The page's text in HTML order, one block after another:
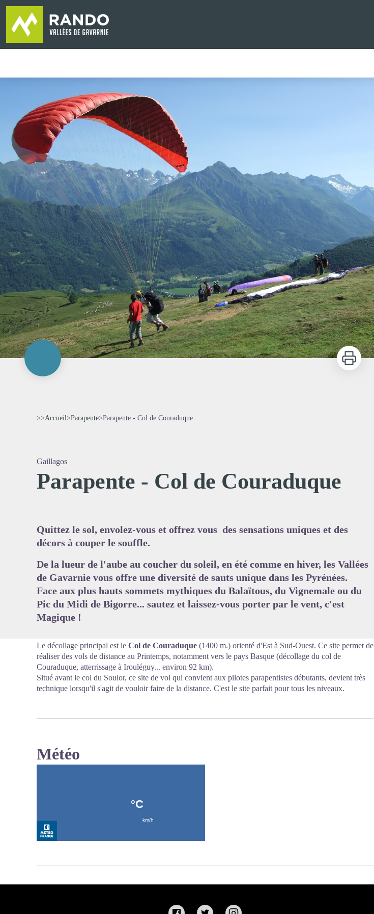
Imprimer
>>Accueil>Parapente>Parapente - Col de Couraduque
Gaillagos
Parapente - Col de Couraduque
Quittez le sol, envolez-vous et offrez vous des sensations uniques et des
décors à couper le souffle.
De la lueur de l'aube au coucher du soleil, en été comme en hiver, les Vallées
de Gavarnie vous offre une diversité de sauts unique dans les Pyrénées.
Face aux plus hauts sommets mythiques du Balaïtous, du Vignemale ou du
Pic du Midi de Bigorre... sautez et laissez-vous porter par le vent, c'est
Magique !
Le décollage principal est le Col de Couraduque (1400 m.) orienté d'Est à Sud-Ouest. Ce site permet de
réaliser des vols de distance au Printemps, notamment vers le pays Basque (décollage du col de
Couraduque, atterrissage à Irouléguy... environ 92 km).
Situé avant le col du Soulor, ce site de vol qui convient aux pilotes parapentistes débutants, devient très
technique lorsqu'il s'agit de vouloir faire de la distance. C'est le site parfait pour tous les niveaux.
Météo